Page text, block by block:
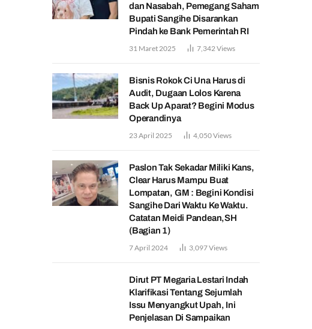
dan Nasabah, Pemegang Saham
Bupati Sangihe Disarankan
Pindah ke Bank Pemerintah RI
31 Maret 2025 7,342 Views
Bisnis Rokok Ci Una Harus di
Audit, Dugaan Lolos Karena
Back Up Aparat? Begini Modus
Operandinya
23 April 2025 4,050Views
Paslon Tak Sekadar Miliki Kans,
Clear Harus Mampu Buat
Lompatan, GM : Begini Kondisi
Sangihe Dari Waktu Ke Waktu.
Catatan Meidi Pandean,SH
(Bagian 1)
7 April 2024 3,097Views
Dirut PT Megaria Lestari Indah
Klarifikasi Tentang Sejumlah
Issu Menyangkut Upah, Ini
Penjelasan Di Sampaikan